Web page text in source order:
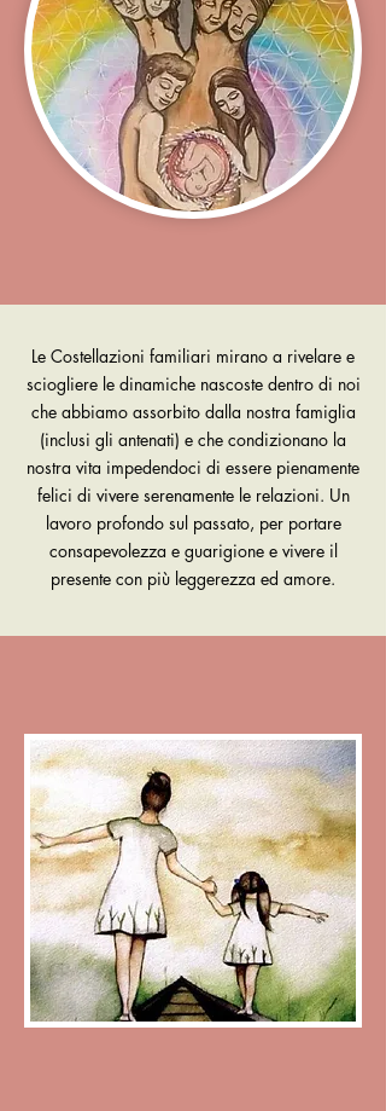
Le Costellazioni familiari mirano a rivelare e
sciogliere le dinamiche nascoste dentro di noi
che abbiamo assorbito dalla nostra famiglia
(inclusi gli antenati) e che condizionano la
nostra vita impedendoci di essere pienamente
felici di vivere serenamente le relazioni. Un
lavoro profondo sul passato, per portare
consapevolezza e guarigione e vivere il
presente con più leggerezza ed amore.